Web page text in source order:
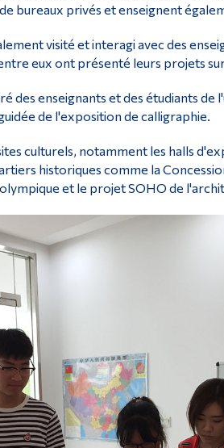
bureaux privés et enseignent
visité et interagi avec des
eux ont présenté leurs projets
des enseignants et des étudiants de
de l'exposition de calligraphie.
culturels, notamment les halls
historiques comme la
et le projet SOHO de